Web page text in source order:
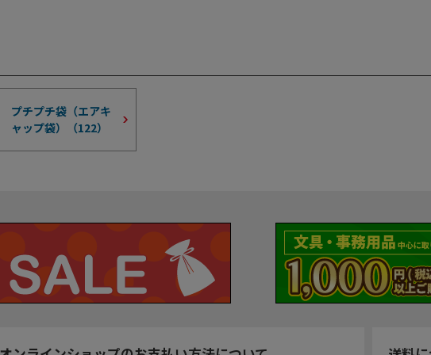
プチプチ袋（エアキ
ャップ袋）（122）